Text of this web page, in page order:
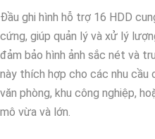
ninh và giám sát. Với chất
chăng, Camera Hikvision là sự
tài sản và an ninh cho mọi người.
Tại sao chọn Camera Hikvision?
- Chất lượng hình ảnh: Camera
lượng cao, sắc nét và rõ ràng.
Đầu ghi hình hỗ trợ 16 HDD
cứng, giúp quản lý và xử lý
đảm bảo hình ảnh sắc nét và
này thích hợp cho các nhu cầu
văn phòng, khu công nghiệp,
mô vừa và lớn.